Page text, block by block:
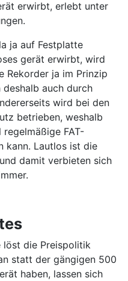
erwirbt, erlebt unter
ja auf Festplatte
gerät erwirbt, wird
Rekorder ja im Prinzip
auch durch
wird bei den
betrieben, weshalb
FAT-
kann. Lautlos ist die
damit verbieten sich
löst die Preispolitik
statt der gängigen 500
haben, lassen sich